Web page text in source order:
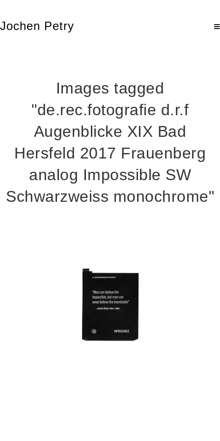
Jochen Petry
Images tagged
"de.rec.fotografie d.r.f
Augenblicke XIX Bad
Hersfeld 2017 Frauenberg
analog Impossible SW
Schwarzweiss monochrome"